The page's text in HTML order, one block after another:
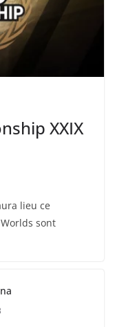
XXIX
lieu ce
sont